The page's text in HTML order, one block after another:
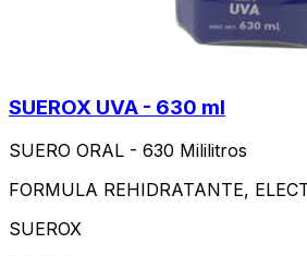
SUEROX UVA - 630 ml
SUERO ORAL - 630 Mililitros
FORMULA REHIDRATANTE,
SUEROX